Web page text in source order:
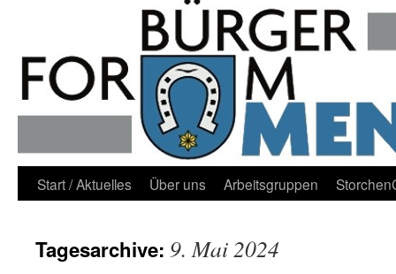
Zum
springen
Start / Aktuelles Über uns Arbeitsgruppen
Tagesarchive: 9. Mai 2024